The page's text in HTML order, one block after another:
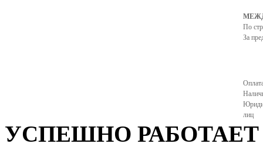
По
За
лиц
УСПЕШНО РАБОТАЕТ